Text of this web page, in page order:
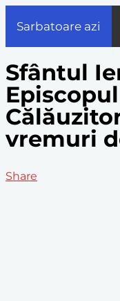
Sarbatoare azi
Sfântul
vremuri
Share